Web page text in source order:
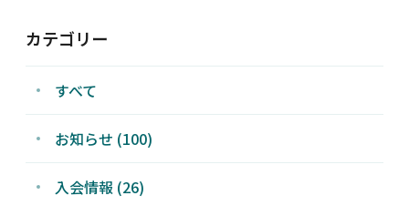
JP 会員ログイン
カテゴリー
すべて
お知らせ (100)
入会情報 (26)